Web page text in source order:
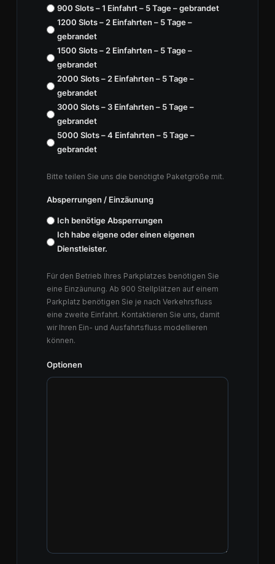
900 Slots – 1 Einfahrt – 5 Tage – gebrandet
1200 Slots – 2 Einfahrten – 5 Tage –
gebrandet
1500 Slots – 2 Einfahrten – 5 Tage –
gebrandet
2000 Slots – 2 Einfahrten – 5 Tage –
gebrandet
3000 Slots – 3 Einfahrten – 5 Tage –
gebrandet
5000 Slots – 4 Einfahrten – 5 Tage –
gebrandet
Bitte teilen Sie uns die benötigte Paketgröße mit.
Absperrungen / Einzäunung
Ich benötige Absperrungen
Ich habe eigene oder einen eigenen
Dienstleister.
Für den Betrieb Ihres Parkplatzes benötigen Sie
eine Einzäunung. Ab 900 Stellplätzen auf einem
Parkplatz benötigen Sie je nach Verkehrsfluss
eine zweite Einfahrt. Kontaktieren Sie uns, damit
wir Ihren Ein- und Ausfahrtsfluss modellieren
können.
Optionen